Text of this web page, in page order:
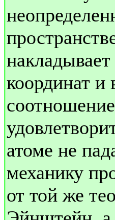
координат и
атоме не
механику
от той же